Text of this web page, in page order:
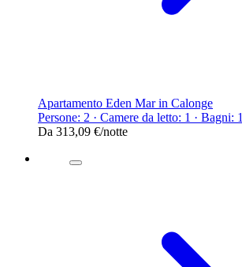
Apartamento Eden Mar in Calonge
Persone: 2 · Camere da letto: 1 · Bagni: 1
Da 313,09 €/notte